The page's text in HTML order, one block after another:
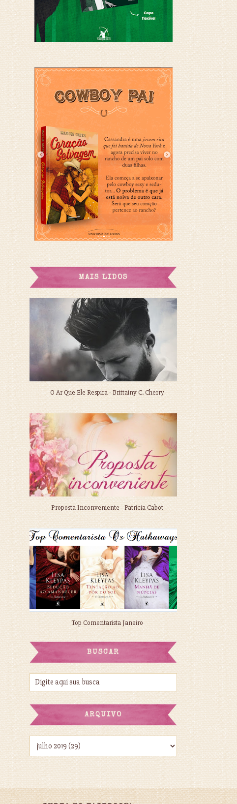
MAIS LIDOS
O Ar Que Ele Respira - Brittainy C. Cherry
Proposta Inconveniente - Patricia Cabot
Top Comentarista Janeiro
BUSCAR
ARQUIVO